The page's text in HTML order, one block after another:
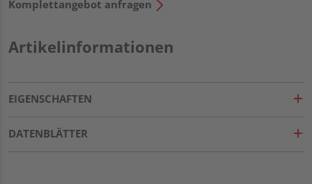
Komplettangebot anfragen
Artikelinformationen
EIGENSCHAFTEN
DATENBLÄTTER